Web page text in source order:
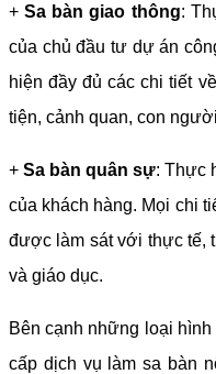
+Sa bàn giao thông:
của chủ đầu tư dự án
hiện đầy đủ các chi tiết
tiện, cảnh quan, con
+Sa bàn quân sự: Thực
của khách hàng. Mọi chi
được làm sát với thực tế,
và giáo dục.
Bên cạnh những loại
cấp dịch vụ làm sa bàn